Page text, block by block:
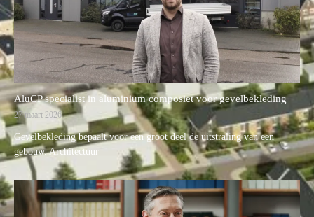
AluCP specialist in aluminium composiet voor gevelbekleding
27 maart 2026
Gevelbekleding bepaalt voor een groot deel de uitstraling van een
gebouw. Architectuur